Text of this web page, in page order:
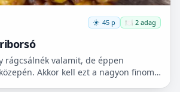
45 p 🍽️ 2 adag
rágcsálnék valamit, de éppen
Akkor kell ezt a nagyon finom